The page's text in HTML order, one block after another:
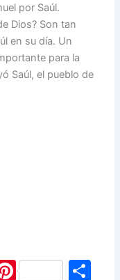
por Saúl.
Dios? Son tan
en su día. Un
para la
Saúl, el pueblo de
Pi